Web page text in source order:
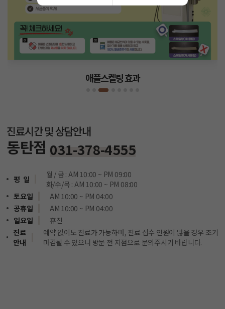
애플스켈링 효과
진료시간 및 상담안내
동탄점 031-378-4555
평 일
월 / 금 : AM 10:00 ~ PM 09:00
화/수/목 : AM 10:00 ~ PM 08:00
토요일
AM 10:00 ~ PM 04:00
공휴일
AM 10:00 ~ PM 04:00
일요일
휴진
진료
안내
예약 없이도 진료가 가능하며, 진료 접수 인원이 많을 경우 조기
마감될 수 있으니 방문 전 지점으로 문의주시기 바랍니다.